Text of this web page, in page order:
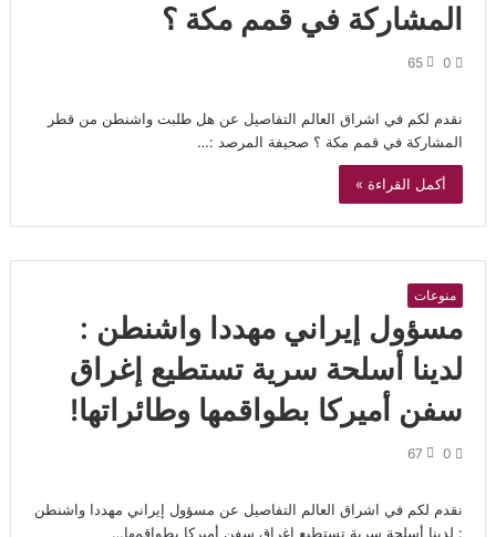
المشاركة في قمم مكة ؟
0
65
نقدم لكم في اشراق العالم التفاصيل عن هل طلبت واشنطن من قطر
المشاركة في قمم مكة ؟ صحيفة المرصد :…
أكمل القراءة »
منوعات
مسؤول إيراني مهددا واشنطن :
لدينا أسلحة سرية تستطيع إغراق
سفن أميركا بطواقمها وطائراتها!
0
67
نقدم لكم في اشراق العالم التفاصيل عن مسؤول إيراني مهددا واشنطن
: لدينا أسلحة سرية تستطيع إغراق سفن أميركا بطواقمها…